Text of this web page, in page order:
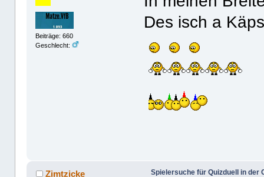
Beiträge: 660
Geschlecht:
Des isch a
Zimtzicke Spielersuche für Quizduell in der